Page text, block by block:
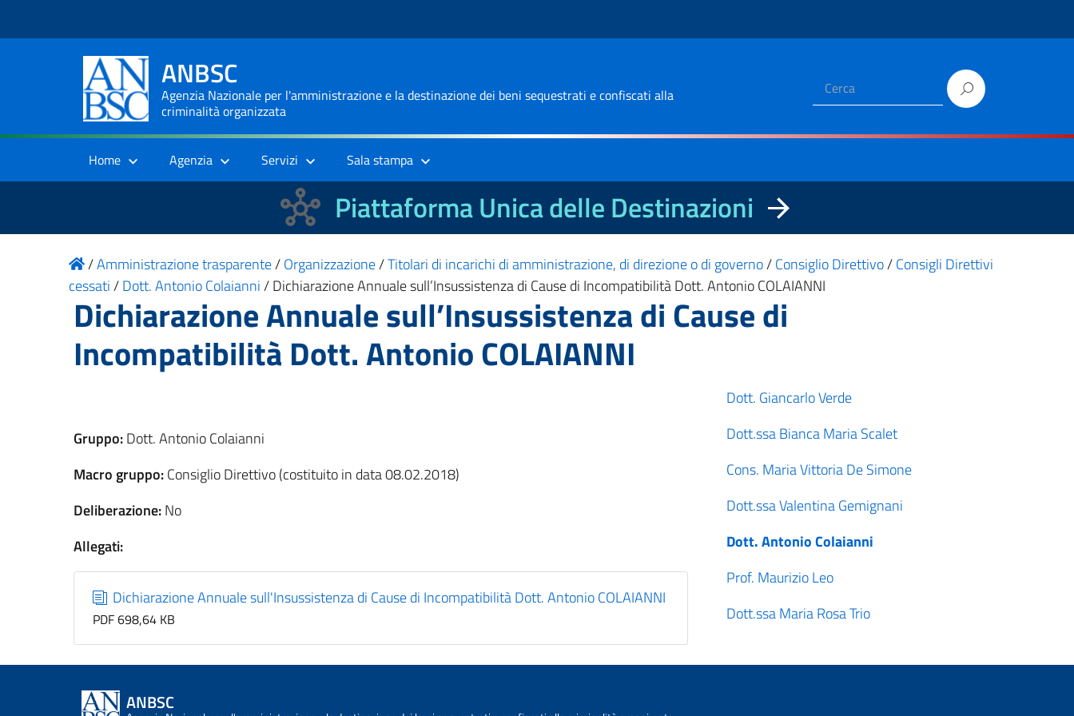
ANBSC
Agenzia Nazionale per l'amministrazione e la destinazione dei beni sequestrati e confiscati alla
criminalità organizzata
Home Agenzia Servizi Sala stampa
Piattaforma Unica delle Destinazioni
/Amministrazione trasparente/Organizzazione/Titolari di incarichi di amministrazione, di direzione o di governo/Consiglio Direttivo/Consigli Direttivi
cessati/Dott. Antonio Colaianni/Dichiarazione Annuale sull’Insussistenza di Cause di Incompatibilità Dott. Antonio COLAIANNI
Dichiarazione Annuale sull’Insussistenza di Cause di
Incompatibilità Dott. Antonio COLAIANNI
Gruppo:Dott. Antonio Colaianni
Macro gruppo:Consiglio Direttivo (costituito in data 08.02.2018)
Deliberazione:No
Allegati:
Dichiarazione Annuale sull'Insussistenza di Cause di Incompatibilità Dott. Antonio COLAIANNI
PDF 698,64 KB
Dott. Giancarlo Verde
Dott.ssa Bianca Maria Scalet
Cons. Maria Vittoria De Simone
Dott.ssa Valentina Gemignani
Dott. Antonio Colaianni
Prof. Maurizio Leo
Dott.ssa Maria Rosa Trio
ANBSC